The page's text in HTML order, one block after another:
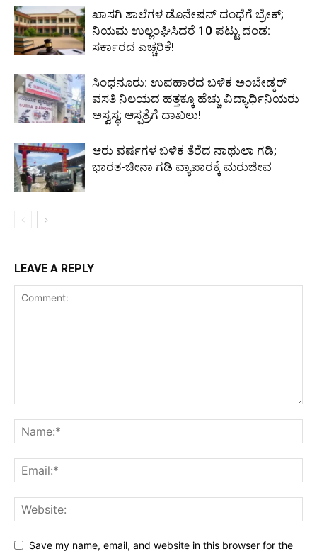
ಖಾಸಗಿ ಶಾಲೆಗಳ ಡೊನೇಷನ್ ದಂಧೆಗೆ ಬ್ರೇಕ್;
ನಿಯಮ ಉಲ್ಲಂಘಿಸಿದರೆ 10 ಪಟ್ಟು ದಂಡ:
ಸರ್ಕಾರದ ಎಚ್ಚರಿಕೆ!
ಸಿಂಧನೂರು: ಉಪಹಾರದ ಬಳಿಕ ಅಂಬೇಡ್ಕರ್
ವಸತಿ ನಿಲಯದ ಹತ್ತಕ್ಕೂ ಹೆಚ್ಚು ವಿದ್ಯಾರ್ಥಿನಿಯರು
ಅಸ್ವಸ್ಥ; ಆಸ್ಪತ್ರೆಗೆ ದಾಖಲು!
ಆರು ವರ್ಷಗಳ ಬಳಿಕ ತೆರೆದ ನಾಥುಲಾ ಗಡಿ;
ಭಾರತ-ಚೀನಾ ಗಡಿ ವ್ಯಾಪಾರಕ್ಕೆ ಮರುಜೀವ
LEAVE A REPLY
Save my name, email, and website in this browser for the